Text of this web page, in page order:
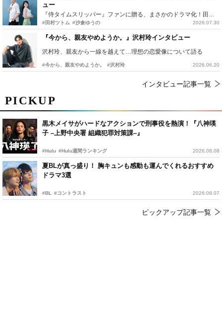
PICKUP
黒木メイサがハードなアクションで刑事役を熱演！『八神瑛
子 –上野中央署 組織犯罪対策課–』
#Hulu #Hulu週間ランキング 2026.08.08
夏BLが真っ盛り！ 胸キュンも感動も運んでくれるおすすめ
ドラマ3選
#BL #コントラスト 2026.08.07
ピックアップ記事一覧
ュー
#田村ツトム #沙倉ゆうの 2026.07.30
『今から、親友やめようか。』沢村玲インタビュー
沢村玲、親友から一線を越えて…理想の恋愛像について語る
#今から、親友やめようか。 #沢村玲 2026.06.20
インタビュー記事一覧